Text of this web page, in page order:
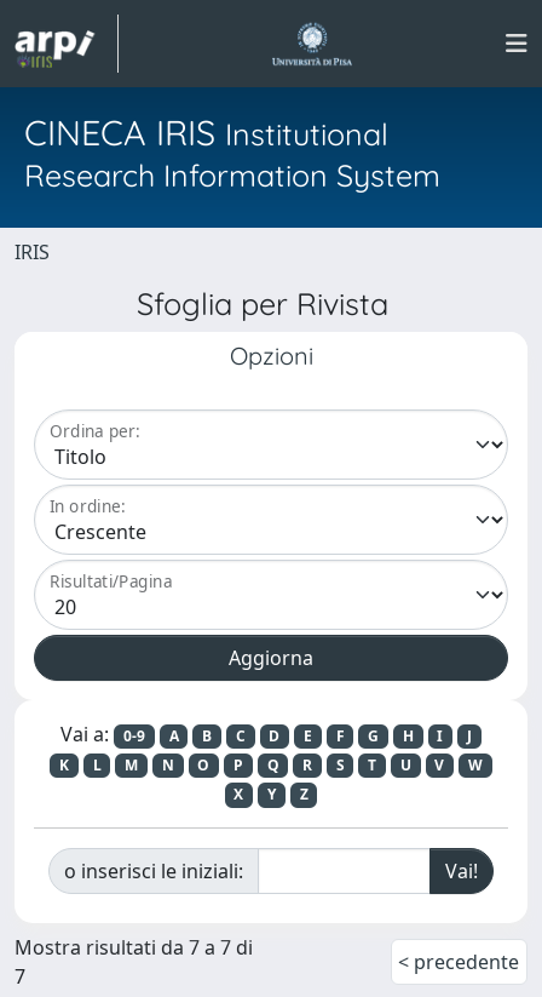
CINECA IRIS Institutional
Research Information System
IRIS
Sfoglia per Rivista
Opzioni
Ordina per:
In ordine:
Risultati/Pagina
Vai a: 0-9 A B C D E F G H I
J
K
L M N O P Q R S T U V
W
X
Y Z
o inserisci le iniziali:
Mostra risultati da 7 a 7 di
7
< precedente